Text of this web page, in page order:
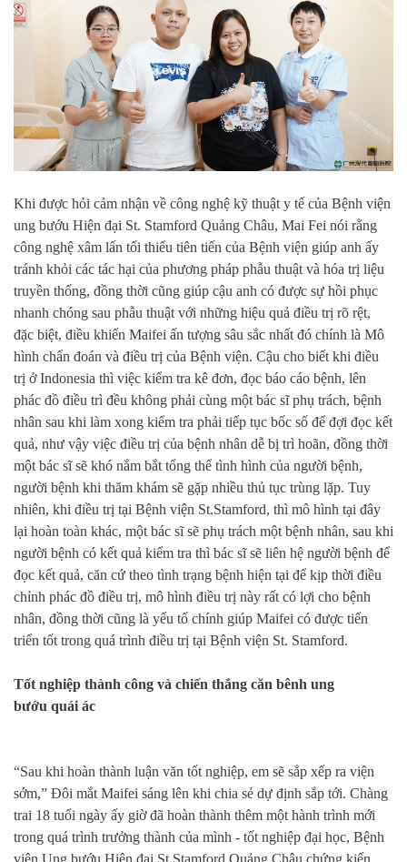
Khi được hỏi cảm nhận về công nghệ kỹ thuật y tế của Bệnh viện
ung bướu Hiện đại St. Stamford Quảng Châu, Mai Fei nói rằng
công nghệ xâm lấn tối thiểu tiên tiến của Bệnh viện giúp anh ấy
tránh khỏi các tác hại của phương pháp phẫu thuật và hóa trị liệu
truyền thống, đồng thời cũng giúp cậu anh có được sự hồi phục
nhanh chóng sau phẫu thuật với những hiệu quả điều trị rõ rệt,
đặc biệt, điều khiến Maifei ấn tượng sâu sắc nhất đó chính là Mô
hình chẩn đoán và điều trị của Bệnh viện. Cậu cho biết khi điều
trị ở Indonesia thì việc kiểm tra kê đơn, đọc báo cáo bệnh, lên
phác đồ điều trì đều không phải cùng một bác sĩ phụ trách, bệnh
nhân sau khi làm xong kiểm tra phải tiếp tục bốc số để đợi đọc kết
quả, như vậy việc điều trị của bệnh nhân dễ bị trì hoãn, đồng thời
một bác sĩ sẽ khó nắm bắt tổng thể tình hình của người bệnh,
người bệnh khi thăm khám sẽ gặp nhiều thủ tục trùng lặp. Tuy
nhiên, khi điều trị tại Bệnh viện St.Stamford, thì mô hình tại đây
lại hoàn toàn khác, một bác sĩ sẽ phụ trách một bệnh nhân, sau khi
người bệnh có kết quả kiểm tra thì bác sĩ sẽ liên hệ người bệnh để
đọc kết quả, căn cứ theo tình trạng bệnh hiện tại để kịp thời điều
chỉnh phác đồ điều trị, mô hình điều trị này rất có lợi cho bệnh
nhân, đồng thời cũng là yếu tố chính giúp Maifei có được tiến
triển tốt trong quá trình điều trị tại Bệnh viện St. Stamford.
Tốt nghiệp thành công và chiến thắng căn bênh ung
bướu quái ác
“Sau khi hoàn thành luận văn tốt nghiệp, em sẽ sắp xếp ra viện
sớm,” Đôi mắt Maifei sáng lên khi chia sẻ dự định sắp tới. Chàng
trai 18 tuổi ngày ấy giờđã hoàn thành thêm một hành trình mới
trong quá trình trưởng thành của mình - tốt nghiệp đại học, Bệnh